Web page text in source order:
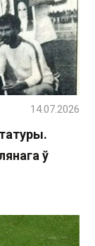
ў
14.07.2026